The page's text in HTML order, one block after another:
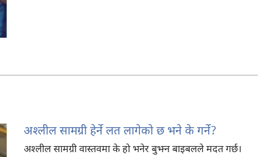
अश्‍लील सामग्री हेर्ने लत लागेको छ भने के गर्ने?
अश्‍लील सामग्री वास्तवमा के हो भनेर बुझ्न बाइबलले मदत गर्छ।